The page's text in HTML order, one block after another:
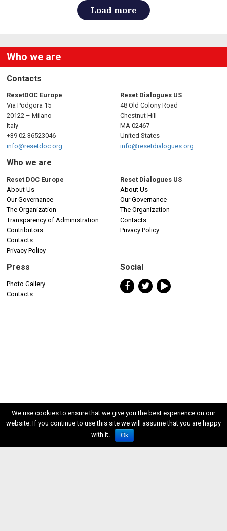
Load more
Who we are
Contacts
ResetDOC Europe
Via Podgora 15
20122 – Milano
Italy
+39 02 36523046
info@resetdoc.org
Reset Dialogues US
48 Old Colony Road
Chestnut Hill
MA 02467
United States
info@resetdialogues.org
Who we are
Reset DOC Europe
About Us
Our Governance
The Organization
Transparency of Administration
Contributors
Contacts
Privacy Policy
Reset Dialogues US
About Us
Our Governance
The Organization
Contacts
Privacy Policy
Press
Photo Gallery
Contacts
Social
We use cookies to ensure that we give you the best experience on our
website. If you continue to use this site we will assume that you are happy
with it.
Ok